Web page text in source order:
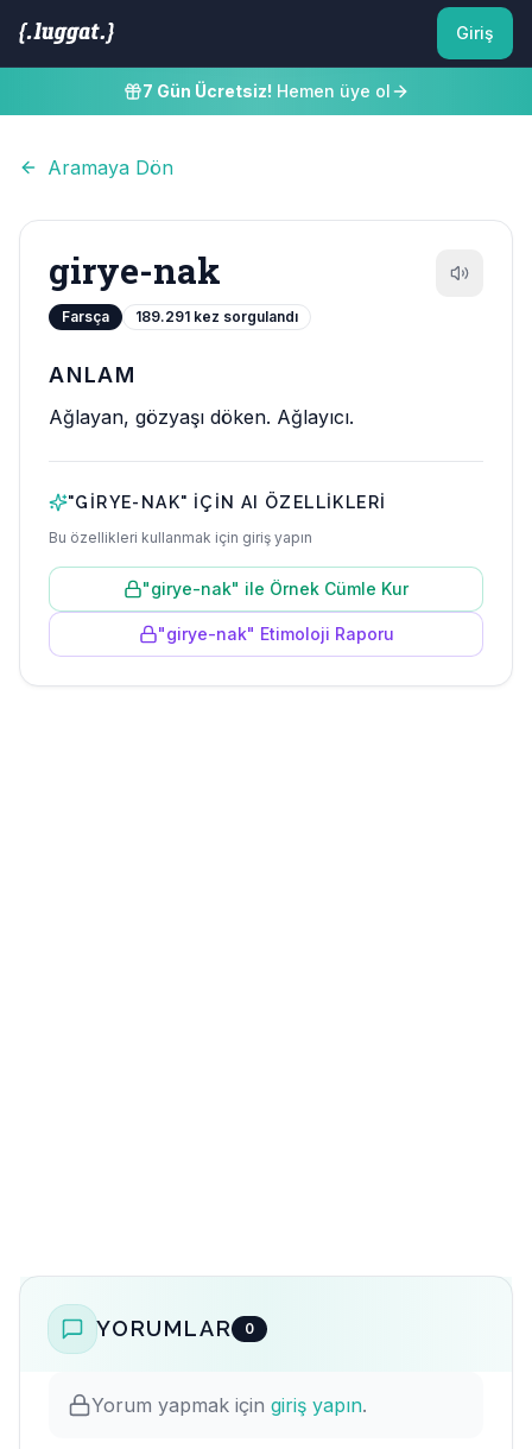
Giriş
7 Gün Ücretsiz! Hemen üye ol
Aramaya Dön
girye-nak
Farsça 189.291 kez sorgulandı
ANLAM
Ağlayan, gözyaşı döken. Ağlayıcı.
"GIRYE-NAK" IÇIN AI ÖZELLIKLERI
Bu özellikleri kullanmak için giriş yapın
"girye-nak" ile Örnek Cümle Kur
"girye-nak" Etimoloji Raporu
YORUMLAR 0
Yorum yapmak için giriş yapın.